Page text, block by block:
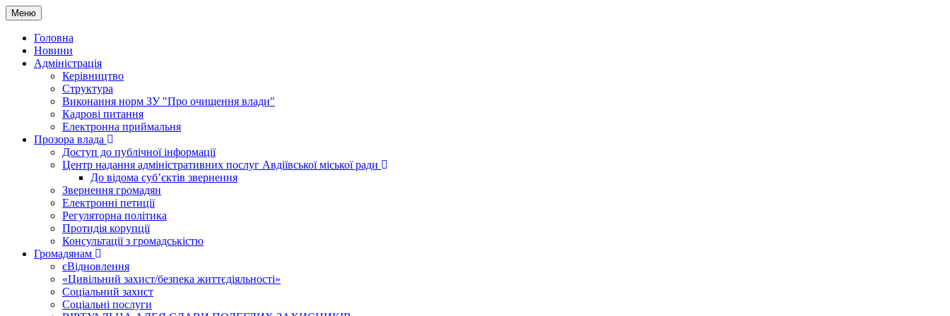
Меню
Головна
Новини
Адміністрація
Керівництво
Структура
Виконання норм ЗУ "Про очищення влади"
Кадрові питання
Електронна приймальня
Прозора влада
Доступ до публічної інформації
Центр надання адміністративних послуг Авдіївської міської ради
До відома суб’єктів звернення
Звернення громадян
Електронні петиції
Регуляторна політика
Протидія корупції
Консультації з громадськістю
Громадянам
єВідновлення
«Цивільний захист/безпека життєдіяльності»
Соціальний захист
Соціальні послуги